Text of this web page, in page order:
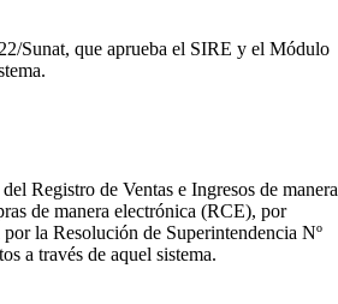
Sunat, que aprueba el SIRE y el Módulo
Registro de Ventas e Ingresos de manera
de manera electrónica (RCE), por
la Resolución de Superintendencia Nº
a través de aquel sistema.